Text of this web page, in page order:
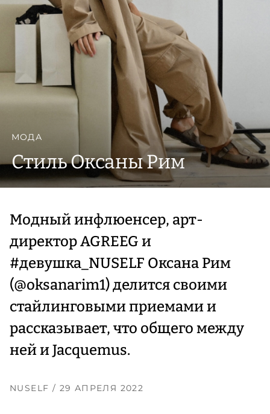
МОДА
Стиль Оксаны Рим
Модный инфлюенсер, арт-
директор AGREEG и
#девушка_NUSELF Оксана Рим
(@oksanarim1) делится своими
стайлинговыми приемами и
рассказывает, что общего между
ней и Jacquemus.
NUSELF / 29 АПРЕЛЯ 2022